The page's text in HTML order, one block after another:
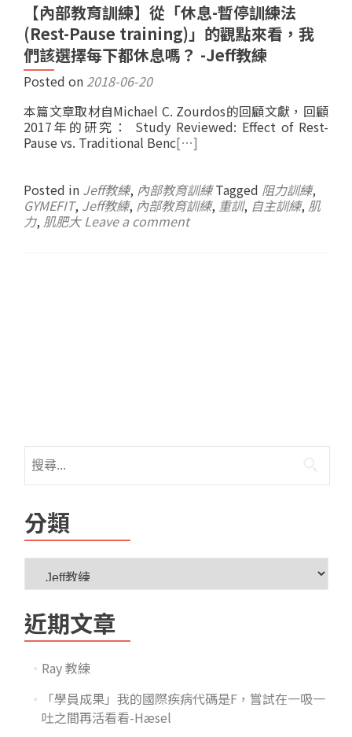
【內部教育訓練】從「休息-暫停訓練法
(Rest-Pause training)」的觀點來看，我
們該選擇每下都休息嗎？ -Jeff教練
Posted on 2018-06-20
本篇文章取材自Michael C. Zourdos的回顧文獻，回顧
2017年的研究： Study Reviewed: Effect of Rest-
Pause vs. Traditional Benc[…]
Posted in Jeff教練, 內部教育訓練 Tagged 阻力訓練,
GYMEFIT, Jeff教練, 內部教育訓練, 重訓, 自主訓練, 肌
力, 肌肥大 Leave a comment
分類
近期文章
Ray 教練
「學員成果」我的國際疾病代碼是F，嘗試在一吸一
吐之間再活看看-Hæsel